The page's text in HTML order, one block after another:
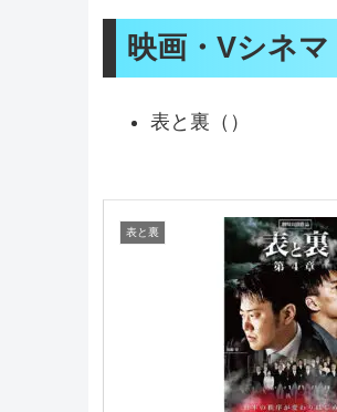
映画・Vシネマ
表と裏（）
表と裏